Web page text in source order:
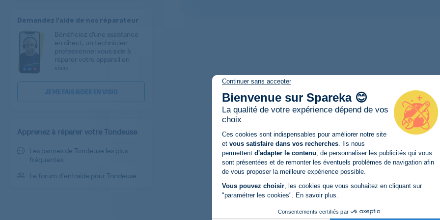
Continuer sans accepter
Bienvenue sur Spareka 😊
La qualité de votre expérience dépend de vos
choix
Plateforme de Gestion du
Ces cookies sont indispensables pour améliorer notre site
et vous satisfaire dans vos recherches . Ils nous
permettent d'adapter le contenu , de personnaliser les publicités qui vous
sont présentées et de remonter les éventuels problèmes de navigation afin
de vous proposer la meilleure expérience possible.
Vous pouvez choisir , les cookies que vous souhaitez en cliquant sur
"paramétrer les cookies".
En savoir plus
Consentements certifiés par
Axeptio consent
Demandez l’aide de nos réparateur
Bénéficiez d’une assistance
en direct, un technicien
professionnel vous aide à
réparer votre appareil en
visio.
JE ME FAIS AIDER EN VISIO
Apprenez à réparer votre Tondeuse
Les pannes de Tondeuse les plus
fréquentes
Le forum d'entraide pour Tondeuse